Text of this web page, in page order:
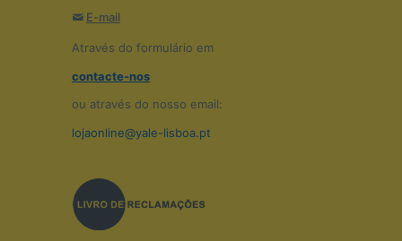
E-mail
Através do formulário em
contacte-nos
ou através do nosso email:
lojaonline@yale-lisboa.pt